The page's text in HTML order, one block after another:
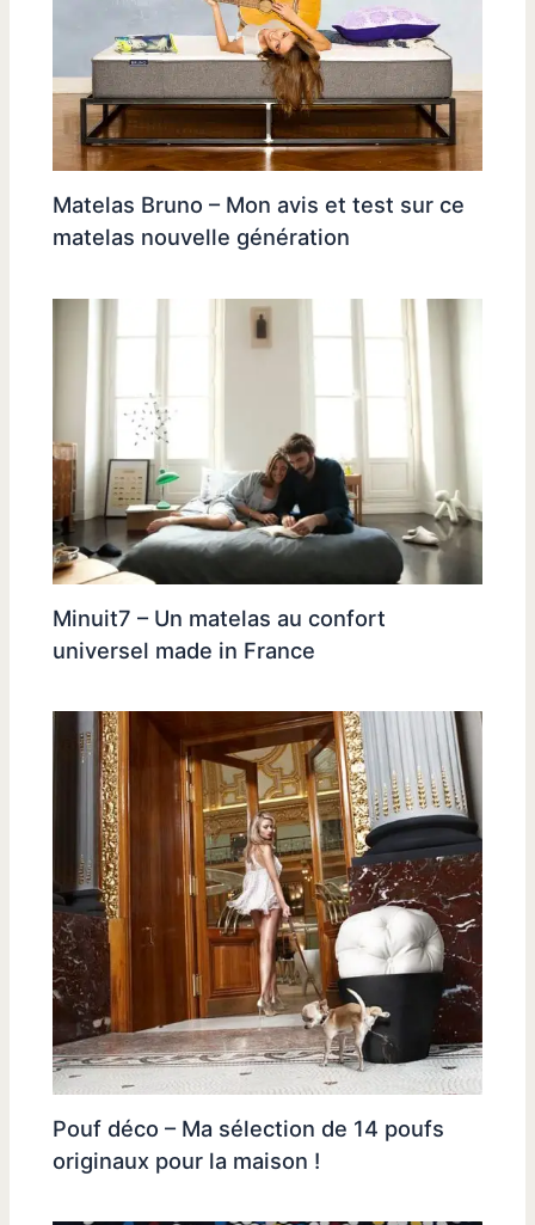
Matelas Bruno – Mon avis et test sur ce
matelas nouvelle génération
Minuit7 – Un matelas au confort
universel made in France
Pouf déco – Ma sélection de 14 poufs
originaux pour la maison !